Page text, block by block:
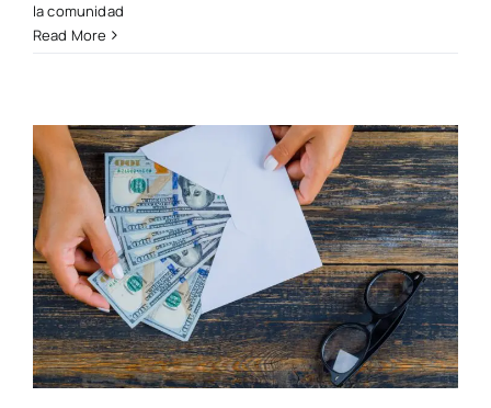
la comunidad
Read More